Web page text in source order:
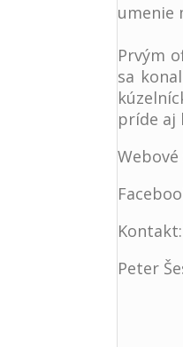
umenie
Prvým
sa
príde aj
Kontakt:
Peter